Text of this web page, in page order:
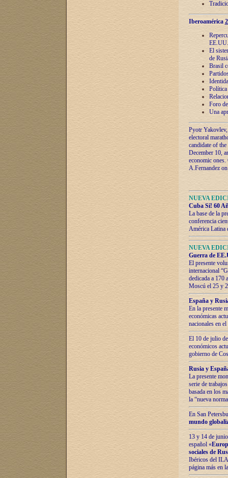
Iberoamérica
EE.UU.
El
de
Brasil
Política
Foro
Una
Pyotr
electoral
candidate of
December 10,
economic
A.Fernandez
NUEVA
Cuba Sí! 60
La base de la
conferencia
América Latina
NUEVA
Guerra de
El presente
internacional
dedicada a 170
Moscú el 25 y
España y
En la presente
económicas
nacionales en
El 10 de julio
económicos
gobierno de
Rusia y
La presente
serie de
basada en los
la “nueva
En San
mundo
13 y 14 de
español «
sociales de
Ibéricos del ILA
página más en